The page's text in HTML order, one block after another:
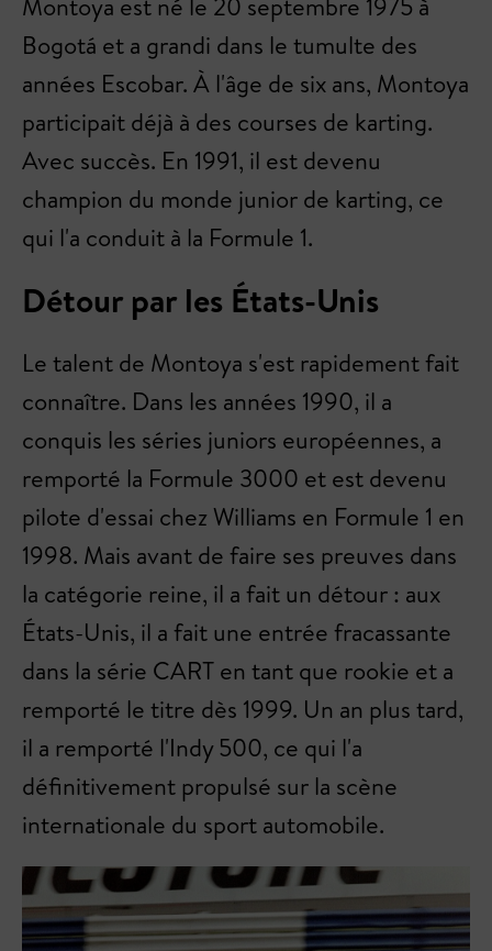
Bogotá et a grandi dans le tumulte des
années Escobar. À l'âge de six ans, Montoya
participait déjà à des courses de karting.
Avec succès. En 1991, il est devenu
champion du monde junior de karting, ce
qui l'a conduit à la Formule 1.
Détour par les États-Unis
Le talent de Montoya s'est rapidement fait
connaître. Dans les années 1990, il a
conquis les séries juniors européennes, a
remporté la Formule 3000 et est devenu
pilote d'essai chez Williams en Formule 1 en
1998. Mais avant de faire ses preuves dans
la catégorie reine, il a fait un détour : aux
États-Unis, il a fait une entrée fracassante
dans la série CART en tant que rookie et a
remporté le titre dès 1999. Un an plus tard,
il a remporté l'Indy 500, ce qui l'a
définitivement propulsé sur la scène
internationale du sport automobile.